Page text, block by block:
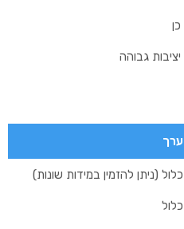
כן
יציבות גבוהה
ערך
כלול (ניתן להזמין במידות שונות)
כלול